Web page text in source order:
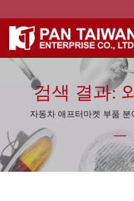
검색 결과: 와이퍼 암 | Pan
Taiwan
자동차 애프터마켓 부품
진 Pan Taiwan은 실용적인
재생 프로젝